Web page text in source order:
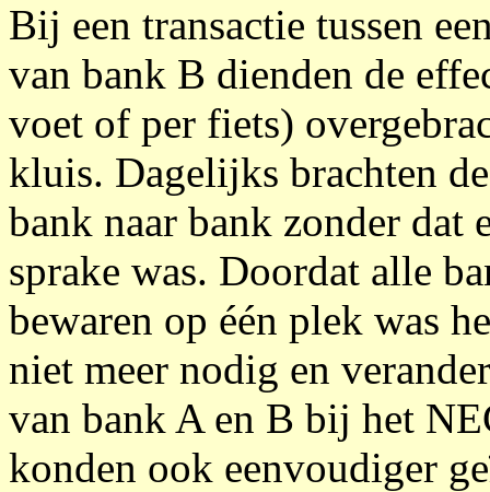
Bij een transactie tussen
van bank B dienden de
voet of per fiets)
kluis. Dagelijks brachten
bank naar bank zonder
sprake was. Doordat alle
bewaren op één plek was
niet meer nodig en
van bank A en B bij het
konden ook eenvoudiger